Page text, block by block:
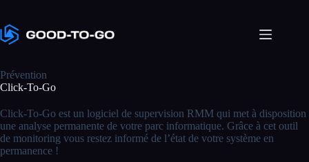
contenu
Prévention
Click-To-Go
Click-To-Go est un logiciel de supervision RMM qui met à disposition
une analyse permanente de votre parc informatique. Grâce à cet outil
de monitoring vous restez informé de l’état de votre système en
permanence !